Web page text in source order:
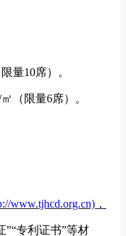
量10席）。
（限量6席）。
www.tjhcd.org.cn)，
”“专利证书”等材